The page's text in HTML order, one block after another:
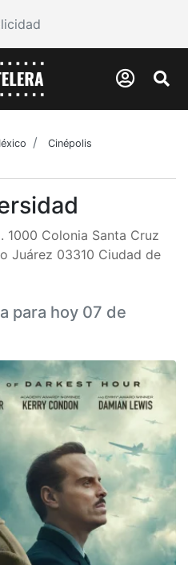
Cinépolis
1000 Colonia Santa Cruz
Juárez 03310 Ciudad de
para hoy 07 de